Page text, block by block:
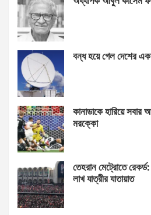
বন্ধ হয়ে গেল দেশের
কানাডাকে হারিয়ে সবার
মরক্কো
তেহরান মেট্রোতে
লাখ যাত্রীর যাতায়াত